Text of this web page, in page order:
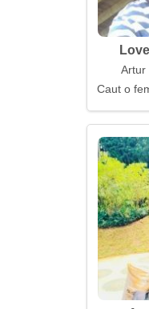
Artur
Caut o